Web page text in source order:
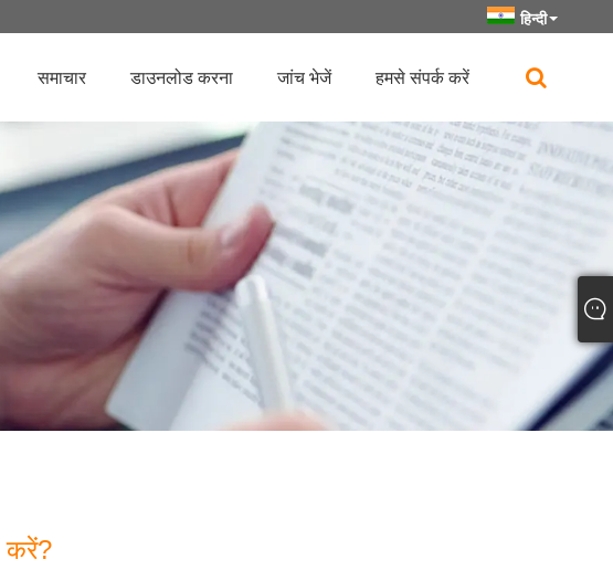
हिन्दी
समाचार डाउनलोड करना जांच भेजें हमसे संपर्क करें
करें?